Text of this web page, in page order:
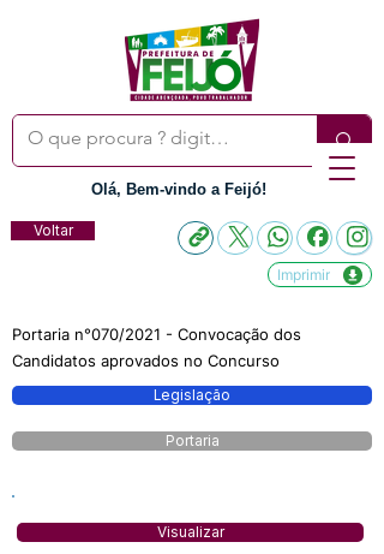
Olá, Bem-vindo a Feijó!
Voltar
Imprimir
Portaria n°070/2021 - Convocação dos
Candidatos aprovados no Concurso
Legislação
Portaria
Visualizar